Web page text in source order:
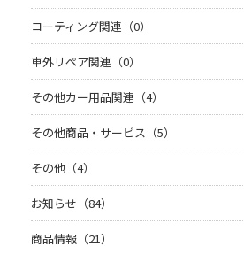
コーティング関連（0）
車外リペア関連（0）
その他カー用品関連（4）
その他商品・サービス（5）
その他（4）
お知らせ（84）
商品情報（21）